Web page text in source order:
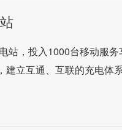
站，投入1000台移动服
立互通、互联的充电体系